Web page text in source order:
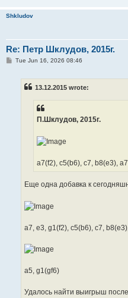
Shkludov
Re: Петр Шклудов, 2015г.
PTue Jun 16, 2026 08:46
13.12.2015 wrote:
П.Шклудов, 2015г.
a7(f2), c5(b6), c7, b8(e3),
Еще одна добавка к
a7, e3, g1(f2), c5(b6), c7,
a5, g1(gf6)
Удалось найти выигрыш